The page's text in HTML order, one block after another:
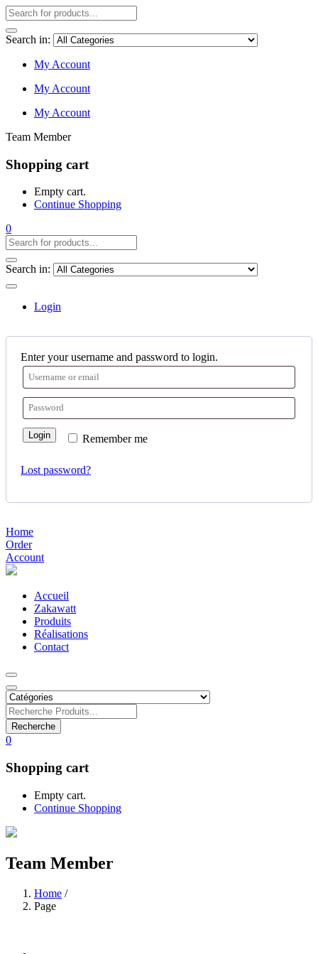
Search in:
My Account
My Account
My Account
Team Member
Shopping cart
Empty cart.
Continue Shopping
0
Search in:
Login
Enter your username and password to login.
Remember me
Login
Lost password?
Home
Order
Account
Accueil
Zakawatt
Produits
Réalisations
Contact
Recherche
0
Shopping cart
Empty cart.
Continue Shopping
Team Member
Home /
Page